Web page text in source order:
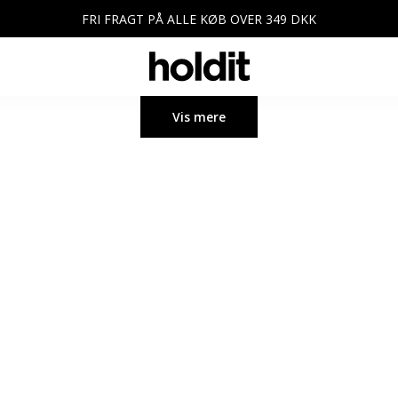
FRI FRAGT PÅ ALLE KØB OVER 349 DKK
Vis mere